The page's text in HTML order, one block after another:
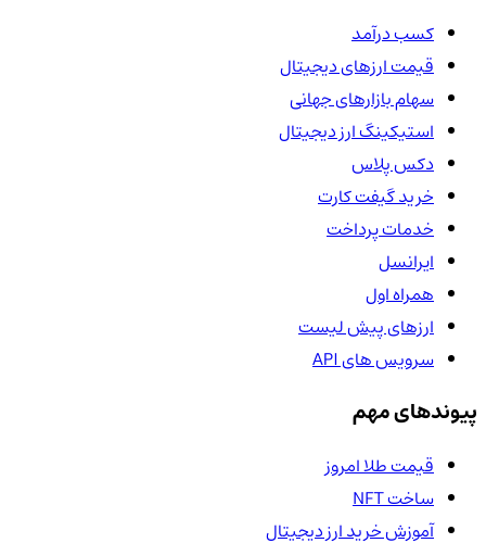
کسب درآمد
قیمت ارزهای دیجیتال
سهام بازارهای جهانی
استیکینگ ارز دیجیتال
دکس پلاس
خرید گیفت کارت
خدمات پرداخت
ایرانسل
همراه اول
ارزهای پیش لیست
سرویس های API
پیوندهای مهم
قیمت طلا امروز
ساخت NFT
آموزش خرید ارز دیجیتال